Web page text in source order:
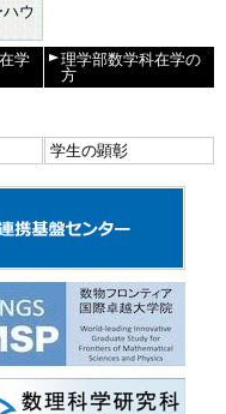
ハウ
学
理学部数学科在学の
方
学生の顕彰